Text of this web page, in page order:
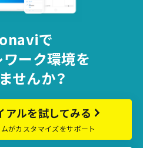
で
ワーク環境を
せんか？
ルを試してみる
がカスタマイズをサポート